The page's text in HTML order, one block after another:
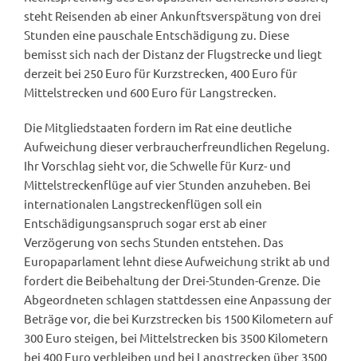
steht Reisenden ab einer Ankunftsverspätung von drei
Stunden eine pauschale Entschädigung zu. Diese
bemisst sich nach der Distanz der Flugstrecke und liegt
derzeit bei 250 Euro für Kurzstrecken, 400 Euro für
Mittelstrecken und 600 Euro für Langstrecken.
Die Mitgliedstaaten fordern im Rat eine deutliche
Aufweichung dieser verbraucherfreundlichen Regelung.
Ihr Vorschlag sieht vor, die Schwelle für Kurz- und
Mittelstreckenflüge auf vier Stunden anzuheben. Bei
internationalen Langstreckenflügen soll ein
Entschädigungsanspruch sogar erst ab einer
Verzögerung von sechs Stunden entstehen. Das
Europaparlament lehnt diese Aufweichung strikt ab und
fordert die Beibehaltung der Drei-Stunden-Grenze. Die
Abgeordneten schlagen stattdessen eine Anpassung der
Beträge vor, die bei Kurzstrecken bis 1500 Kilometern auf
300 Euro steigen, bei Mittelstrecken bis 3500 Kilometern
bei 400 Euro verbleiben und bei Langstrecken über 3500